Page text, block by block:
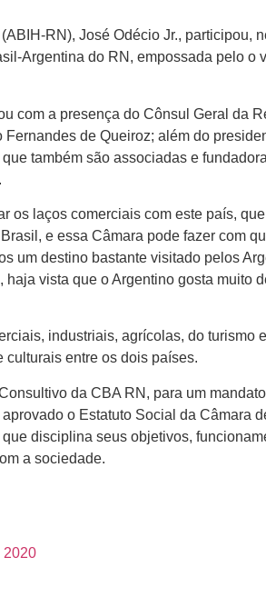
RN), José Odécio Jr., participou,
Argentina do RN, empossada pelo o
com a presença do Cônsul Geral da
de Queiroz; além do
também são associadas e
os laços comerciais com este país,
e essa Câmara pode fazer com
um destino bastante visitado pelos
vista que o Argentino gosta muito
industriais, agrícolas, do turismo
entre os dois países.
da CBA RN, para um
o Estatuto Social da Câmara
disciplina seus objetivos,
a sociedade.
2020